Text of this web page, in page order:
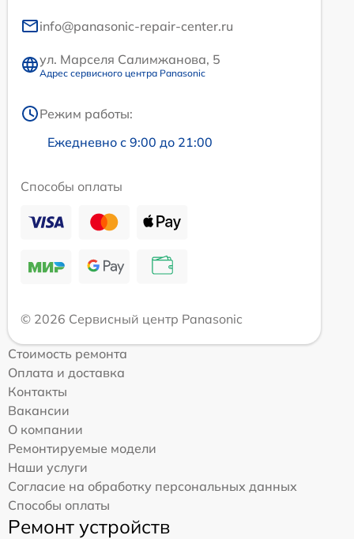
info@panasonic-repair-center.ru
ул. Марселя Салимжанова, 5
Адрес сервисного центра Panasonic
Режим работы:
Ежедневно с 9:00 до 21:00
Способы оплаты
© 2026 Сервисный центр Panasonic
Стоимость ремонта
Оплата и доставка
Контакты
Вакансии
О компании
Ремонтируемые модели
Наши услуги
Согласие на обработку персональных данных
Способы оплаты
Ремонт устройств